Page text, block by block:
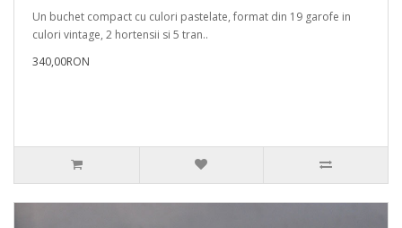
Un buchet compact cu culori pastelate, format din 19 garofe in
culori vintage, 2 hortensii si 5 tran..
340,00RON